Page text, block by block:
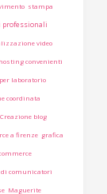
stampa
professionali
video
convenienti
laboratorio
coordinata
Creazione blog
a firenze grafica
comunicatori
Maguerite